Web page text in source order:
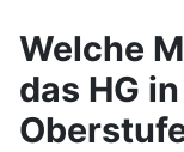
Welche
das HG